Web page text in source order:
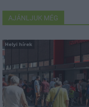
AJÁNLJUK MÉG
Helyi hírek